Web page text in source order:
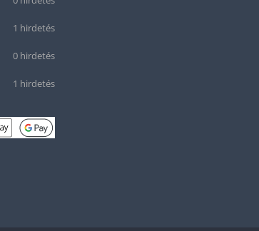
1 hirdetés
0 hirdetés
1 hirdetés